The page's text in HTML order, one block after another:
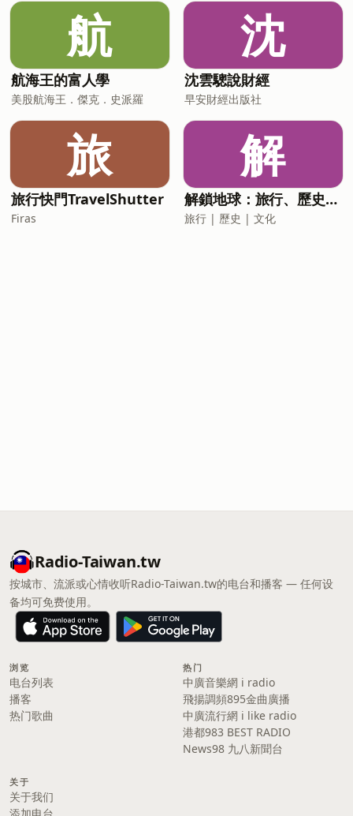
航
航海王的富人學
美股航海王．傑克．史派羅
沈
沈雲驄說財經
早安財經出版社
旅
旅行快門TravelShutter
Firas
解
解鎖地球：旅行、歷史、文化
旅行 | 歷史 | 文化
Radio-Taiwan.tw
按城市、流派或心情收听Radio-Taiwan.tw的电台和播客 — 任何设
备均可免费使用。
浏览
电台列表
播客
热门歌曲
热门
中廣音樂網 i radio
飛揚調頻895金曲廣播
中廣流行網 i like radio
港都983 BEST RADIO
News98 九八新聞台
关于
关于我们